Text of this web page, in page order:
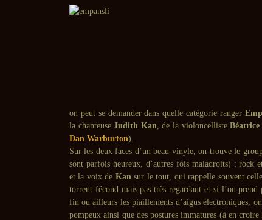
on peut se demander dans quelle catégorie ranger
la chanteuseJudith Kan, de la violoncellisteBéatrice
Dan Warburton).
Sur les deux faces d’un beau vinyle, on trouve le
sont parfois heureux, d’autres fois maladroits) : rock
et la voix de Kansur le tout, qui rappelle souvent
torrent fécond mais pas très regardant et si l’on
fin ou ailleurs les piaillements d’aigus électroniques,
pompeux ainsi que des postures immatures (à en